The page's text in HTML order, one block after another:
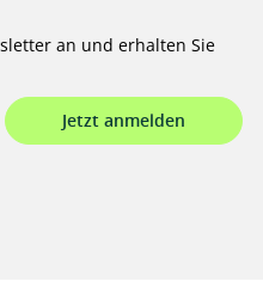
an und erhalten Sie
Jetzt anmelden